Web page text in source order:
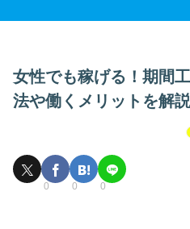
女性でも稼げる！期間
法や働くメリットを解説
0 0 0